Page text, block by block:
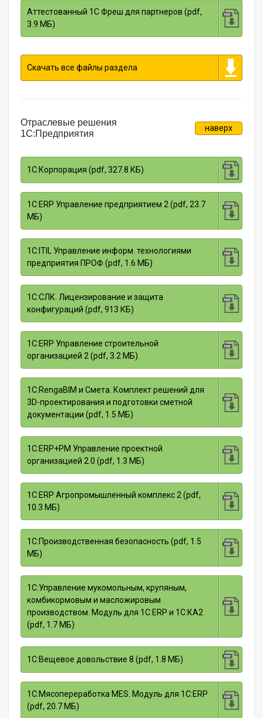
Аттестованный 1С Фреш для партнеров (pdf,
3.9 МБ)
Скачать все файлы раздела
Отраслевые решения
1С:Предприятия
наверх
1С:Корпорация (pdf, 327.8 КБ)
1С:ERP Управление предприятием 2 (pdf, 23.7
МБ)
1С:ITIL Управление информ. технологиями
предприятия ПРОФ (pdf, 1.6 МБ)
1С:СЛК. Лицензирование и защита
конфигураций (pdf, 913 КБ)
1С:ERP Управление строительной
организацией 2 (pdf, 3.2 МБ)
1С:RengaBIM и Смета. Комплект решений для
3D-проектирования и подготовки сметной
документации (pdf, 1.5 МБ)
1С:ERP+PM Управление проектной
организацией 2.0 (pdf, 1.3 МБ)
1С:ERP Агропромышленный комплекс 2 (pdf,
10.3 МБ)
1С:Производственная безопасность (pdf, 1.5
МБ)
1С:Управление мукомольным, крупяным,
комбикормовым и масложировым
производством. Модуль для 1С:ERP и 1C:КА2
(pdf, 1.7 МБ)
1С:Вещевое довольствие 8 (pdf, 1.8 МБ)
1С:Мясопереработка MES. Модуль для 1С:ERP
(pdf, 20.7 МБ)